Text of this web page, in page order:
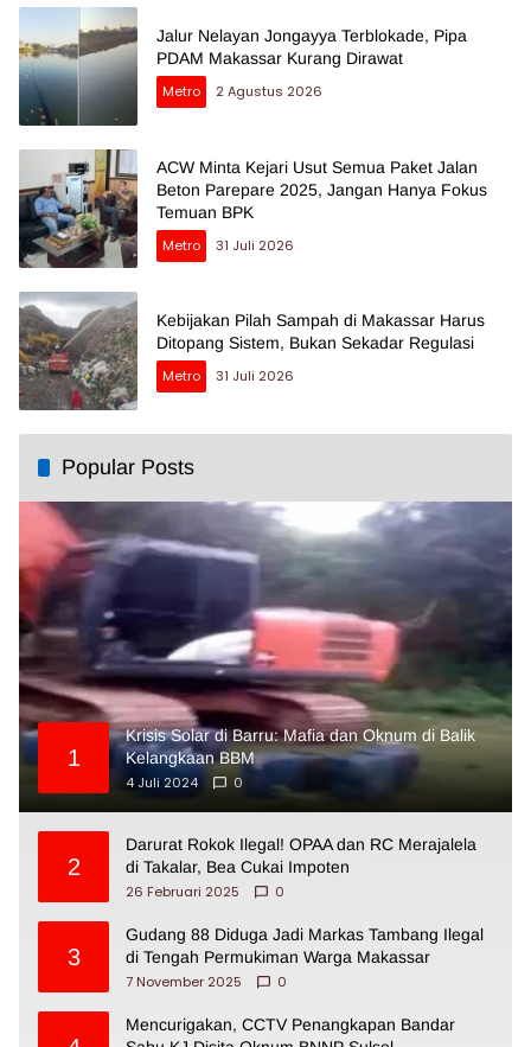
Jalur Nelayan Jongayya Terblokade, Pipa
PDAM Makassar Kurang Dirawat
Metro
2 Agustus 2026
ACW Minta Kejari Usut Semua Paket Jalan
Beton Parepare 2025, Jangan Hanya Fokus
Temuan BPK
Metro
31 Juli 2026
Kebijakan Pilah Sampah di Makassar Harus
Ditopang Sistem, Bukan Sekadar Regulasi
Metro
31 Juli 2026
Popular Posts
1
Krisis Solar di Barru: Mafia dan Oknum di Balik
Kelangkaan BBM
4 Juli 2024
0
2
Darurat Rokok Ilegal! OPAA dan RC Merajalela
di Takalar, Bea Cukai Impoten
26 Februari 2025
0
3
Gudang 88 Diduga Jadi Markas Tambang Ilegal
di Tengah Permukiman Warga Makassar
7 November 2025
0
Mencurigakan, CCTV Penangkapan Bandar